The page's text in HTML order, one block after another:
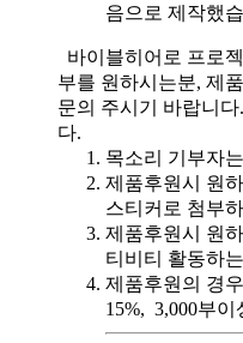
음으로 제작했
바이블히어로 프로
부를 원하시는분, 제
문의 주시기 바랍니
다.
목소리 기부자
제품후원시 원
스티커로 첨부
제품후원시 원
티비티 활동하
제품후원의 경
15%, 3,000부이